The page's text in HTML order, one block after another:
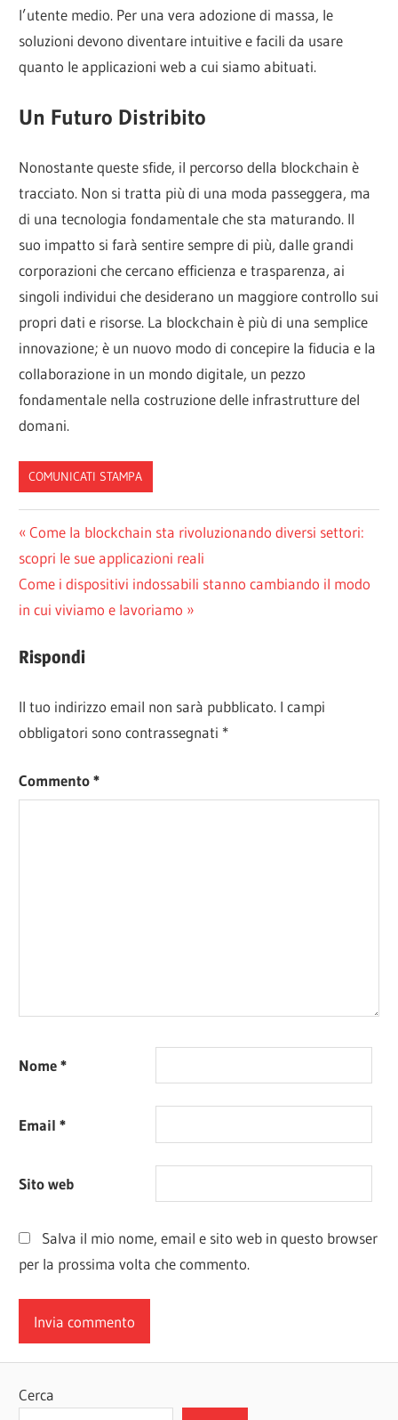
l’utente medio. Per una vera adozione di massa, le
soluzioni devono diventare intuitive e facili da usare
quanto le applicazioni web a cui siamo abituati.
Un Futuro Distribito
Nonostante queste sfide, il percorso della blockchain è
tracciato. Non si tratta più di una moda passeggera, ma
di una tecnologia fondamentale che sta maturando. Il
suo impatto si farà sentire sempre di più, dalle grandi
corporazioni che cercano efficienza e trasparenza, ai
singoli individui che desiderano un maggiore controllo sui
propri dati e risorse. La blockchain è più di una semplice
innovazione; è un nuovo modo di concepire la fiducia e la
collaborazione in un mondo digitale, un pezzo
fondamentale nella costruzione delle infrastrutture del
domani.
COMUNICATI STAMPA
Navigazione
articoli
Articolo
precedente:
Come la blockchain sta rivoluzionando diversi settori:
scopri le sue applicazioni reali
Articolo
successivo:
Come i dispositivi indossabili stanno cambiando il modo
in cui viviamo e lavoriamo
Rispondi
Il tuo indirizzo email non sarà pubblicato. I campi
obbligatori sono contrassegnati *
Commento*
Nome*
Email*
Sito web
Salva il mio nome, email e sito web in questo browser
per la prossima volta che commento.
Cerca